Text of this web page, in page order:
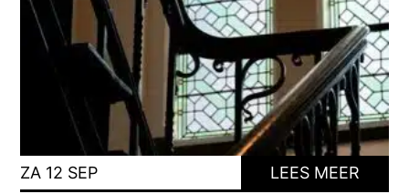
ZA 12 SEP LEES MEER